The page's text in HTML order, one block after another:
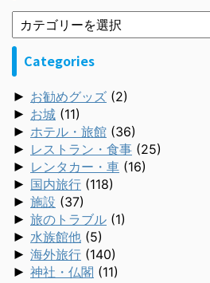
Categories
► お勧めグッズ (2)
► お城 (11)
► ホテル・旅館 (36)
► レストラン・食事 (25)
► レンタカー・車 (16)
► 国内旅行 (118)
► 施設 (37)
► 旅のトラブル (1)
► 水族館他 (5)
► 海外旅行 (140)
► 神社・仏閣 (11)